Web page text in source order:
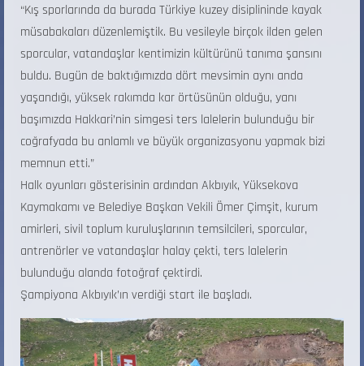
“Kış sporlarında da burada Türkiye kuzey disiplininde kayak
müsabakaları düzenlemiştik. Bu vesileyle birçok ilden gelen
sporcular, vatandaşlar kentimizin kültürünü tanıma şansını
buldu. Bugün de baktığımızda dört mevsimin aynı anda
yaşandığı, yüksek rakımda kar örtüsünün olduğu, yanı
başımızda Hakkari’nin simgesi ters lalelerin bulunduğu bir
coğrafyada bu anlamlı ve büyük organizasyonu yapmak bizi
memnun etti.”
Halk oyunları gösterisinin ardından Akbıyık, Yüksekova
Kaymakamı ve Belediye Başkan Vekili Ömer Çimşit, kurum
amirleri, sivil toplum kuruluşlarının temsilcileri, sporcular,
antrenörler ve vatandaşlar halay çekti, ters lalelerin
bulunduğu alanda fotoğraf çektirdi.
Şampiyona Akbıyık’ın verdiği start ile başladı.